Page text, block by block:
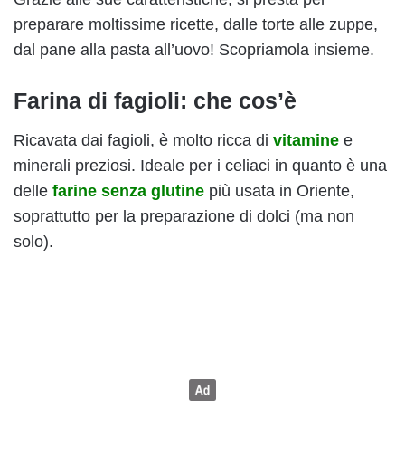
preparare moltissime ricette, dalle torte alle zuppe,
dal pane alla pasta all’uovo! Scopriamola insieme.
Farina di fagioli: che cos’è
Ricavata dai fagioli, è molto ricca di vitamine e
minerali preziosi. Ideale per i celiaci in quanto è una
delle farine senza glutine più usata in Oriente,
soprattutto per la preparazione di dolci (ma non
solo).